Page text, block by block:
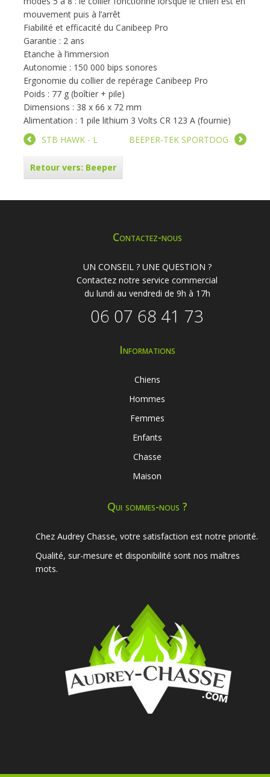
mouvement puis à l’arrêt
Fiabilité et efficacité du Canibeep Pro
Garantie : 2 ans
Etanche à l’immersion
Autonomie : 150 000 bips sonores
Ergonomie du collier de repérage Canibeep Pro
Poids : 77 g (boîtier + pile)
Dimensions : 38 x 66 x 72 mm
Alimentation : 1 pile lithium 3 Volts CR 123 A (fournie)
BEEPER-TEK SPORTDOG
STB HAWK - L
Retour vers: Beeper
Contactez-nous
UN CONSEIL ? UNE QUESTION ?
Contactez notre service commercial
du lundi au vendredi de 9h à 17h
06 07 68 41 73
Informations
Chiens
Hommes
Femmes
Enfants
Chasse
Maison
Qui sommes-nous ?
Chez Audrey Chasse, votre satisfaction est notre priorité.
Qualité, sur-mesure et disponibilité sont nos maîtres
mots.